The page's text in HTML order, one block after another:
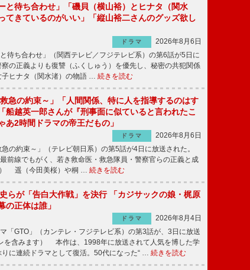
と待ち合わせ」「磯貝（横山裕）とヒナタ（関水
てきているのがいい」「縦山裕二さんのグッズ欲し
ドラマ
2026年8月6日
待ち合わせ」（関西テレビ／フジテレビ系）の第6話が5日に
の正義よりも復讐（ふくしゅう）を優先し、秘密の共犯関係
子ヒナタ（関水渚）の物語 … 続きを読む
急の約束～」「人間関係、特に人を指導するのはす
船越英一郎さんが『刑事面に似ていると言われたこ
あ2時間ドラマの帝王だもの」
ドラマ
2026年8月6日
の約束～」（テレビ朝日系）の第5話が4日に放送された。
前線でもがく、若き救命医・救急隊員・警察官らの正義と成
） 遥（今田美桜）や桐 … 続きを読む
らが「告白大作戦」を決行 「カジサックの娘・梶原
の正体は誰」
ドラマ
2026年8月4日
「GTO」（カンテレ・フジテレビ系）の第3話が、3日に放送
を含みます） 本作は、1998年に放送されて人気を博した学
に連続ドラマとして復活。50代になった“ … 続きを読む